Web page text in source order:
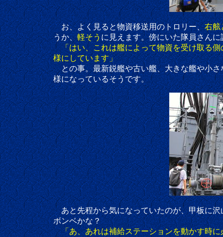
お、よく見ると物資移送用のトロリー、右舷
うか、軽そうに見えます。傍にいた隊員さん
「はい、これは艦によって物資を受け取る
様にしています」
との事。最新鋭艦や古い艦、大きな艦や小さ
様になっているそうです。
あと先程から気になっていたのが、甲板に沢山
ボンベかな？
「あ、あれは補給ステーションを動かす時